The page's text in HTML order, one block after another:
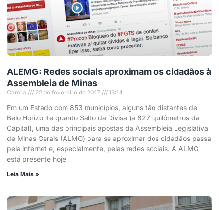
ALEMG: Redes sociais aproximam os cidadãos à
Assembleia de Minas
Camila 22 de fevereiro de 2017 13:14
Em um Estado com 853 municípios, alguns tão distantes de
Belo Horizonte quanto Salto da Divisa (a 827 quilômetros da
Capital), uma das principais apostas da Assembleia Legislativa
de Minas Gerais (ALMG) para se aproximar dos cidadãos passa
pela internet e, especialmente, pelas redes sociais. A ALMG
está presente hoje
Leia Mais »